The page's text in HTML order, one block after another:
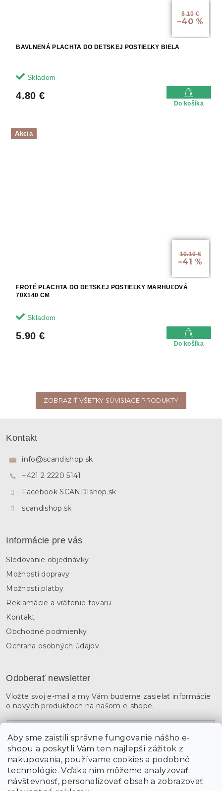
Aby sme zaistili správne fungovanie nášho e-
shopu a poskytli Vám ten najlepší zážitok z
nakupovania, používame cookies a podobné
technológie. Vďaka nim môžeme analyzovať
návštevnosť, personalizovať obsah a zobrazovať
8.10 €
–40 %
BAVLNENÁ PLACHTA DO DETSKEJ POSTIEĽKY BIELA
Skladom
4.80 €
Do košíka
Akcia
10.10 €
–41 %
FROTÉ PLACHTA DO DETSKEJ POSTIEĽKY MARHUĽOVÁ
70X140 CM
Skladom
5.90 €
Do košíka
ZOBRAZIŤ VŠETKY SÚVISIACE PRODUKTY
Kontakt
info@scandishop.sk
+421 2 2220 5141
Facebook SCANDIshop.sk
scandishop.sk
Informácie pre vás
Sledovanie objednávky
Možnosti dopravy
Možnosti platby
Reklamácie a vrátenie tovaru
Kontakt
Obchodné podmienky
Ochrana osobných údajov
Odoberať newsletter
Vložte svoj e-mail a my Vám budeme zasielať informácie
o nových produktoch na našom e-shope.
Vložením údajov súhlasíte s podmienkami ochrany
osobných údajov
PRIHLÁSIŤ SA